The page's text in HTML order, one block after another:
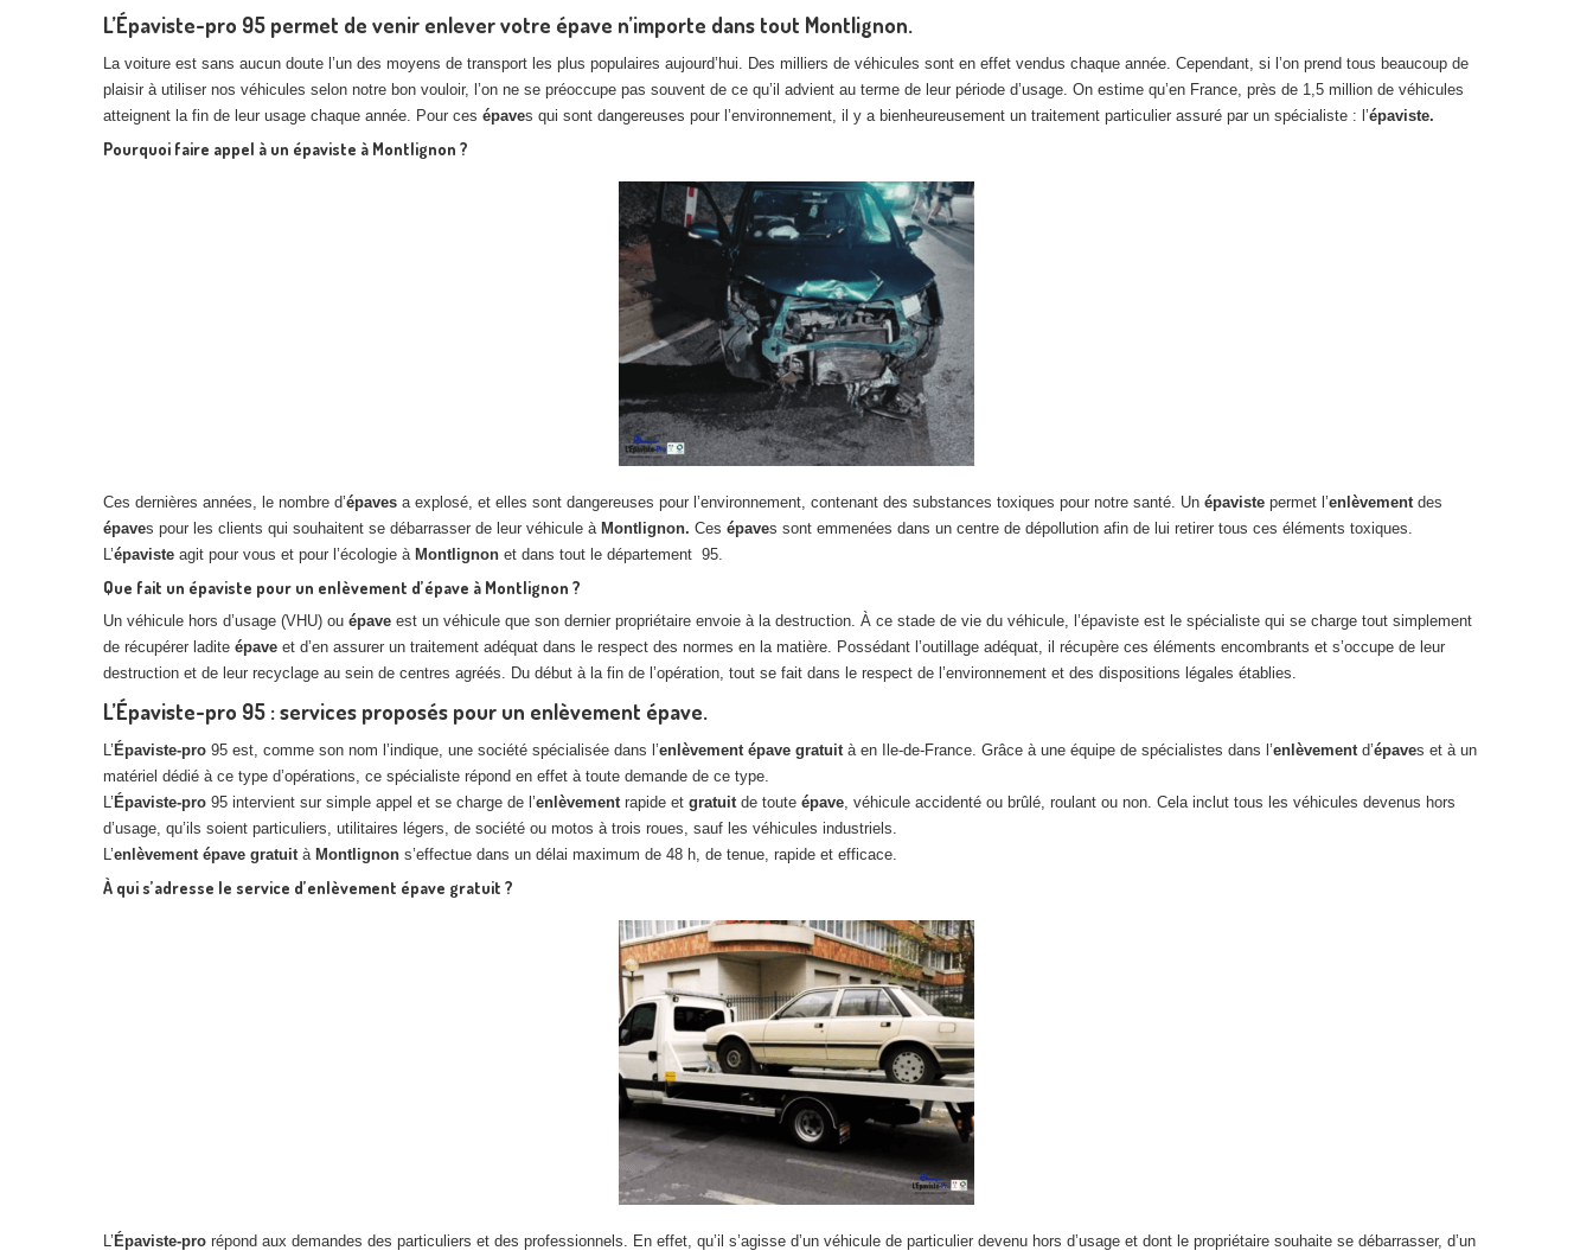
L’Épaviste-pro 95 permet de venir enlever votre épave n’importe dans tout Montlignon.
La voiture est sans aucun doute l’un des moyens de transport les plus populaires aujourd’hui. Des milliers de véhicules sont en effet vendus chaque année. Cependant, si l’on prend tous beaucoup de
plaisir à utiliser nos véhicules selon notre bon vouloir, l’on ne se préoccupe pas souvent de ce qu’il advient au terme de leur période d’usage. On estime qu’en France, près de 1,5 million de véhicules
atteignent la fin de leur usage chaque année. Pour ces épaves qui sont dangereuses pour l’environnement, il y a bienheureusement un traitement particulier assuré par un spécialiste : l’épaviste.
Pourquoi faire appel à un épaviste à Montlignon ?
Ces dernières années, le nombre d’épaves a explosé, et elles sont dangereuses pour l’environnement, contenant des substances toxiques pour notre santé. Un épaviste permet l’enlèvementdes
épaves pour les clients qui souhaitent se débarrasser de leur véhicule à Montlignon. Ces épaves sont emmenées dans un centre de dépollution afin de lui retirer tous ces éléments toxiques.
L’épaviste agit pour vous et pour l’écologie à Montlignon et dans tout le département 95.
Que fait un épaviste pour un enlèvement d’épave à Montlignon ?
Un véhicule hors d’usage (VHU) ou épave est un véhicule que son dernier propriétaire envoie à la destruction. À ce stade de vie du véhicule, l’épaviste est le spécialiste qui se charge tout simplement
de récupérer ladite épave et d’en assurer un traitement adéquat dans le respect des normes en la matière. Possédant l’outillage adéquat, il récupère ces éléments encombrants et s’occupe de leur
destruction et de leur recyclage au sein de centres agréés. Du début à la fin de l’opération, tout se fait dans le respect de l’environnement et des dispositions légales établies.
L’Épaviste-pro 95 : services proposés pour un enlèvement épave.
L’ Épaviste-pro 95 est, comme son nom l’indique, une société spécialisée dans l’enlèvement épave gratuità en Ile-de-France. Grâce à une équipe de spécialistes dans l’enlèvementd’épaves et à un
matériel dédié à ce type d’opérations, ce spécialiste répond en effet à toute demande de ce type.
L’ Épaviste-pro 95 intervient sur simple appel et se charge de l’enlèvementrapide et gratuitde toute épave, véhicule accidenté ou brûlé, roulant ou non. Cela inclut tous les véhicules devenus hors
d’usage, qu’ils soient particuliers, utilitaires légers, de société ou motos à trois roues, sauf les véhicules industriels.
L’enlèvement épave gratuità Montlignon s’effectue dans un délai maximum de 48 h, de tenue, rapide et efficace.
À qui s’adresse le service d’enlèvement épave gratuit ?
L’ Épaviste-pro répond aux demandes des particuliers et des professionnels. En effet, qu’il s’agisse d’un véhicule de particulier devenu hors d’usage et dont le propriétaire souhaite se débarrasser, d’un